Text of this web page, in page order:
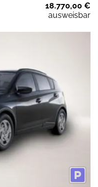
18.770,00 €
ausweisbar